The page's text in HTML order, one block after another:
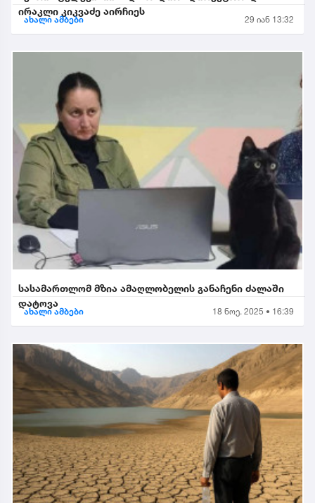
ირაკლი კიკვაძე აირჩიეს
ახალი ამბები 29 იან 13:32
სასამართლომ მზია ამაღლობელის განაჩენი ძალაში
დატოვა
ახალი ამბები 18 ნოე. 2025 • 16:39